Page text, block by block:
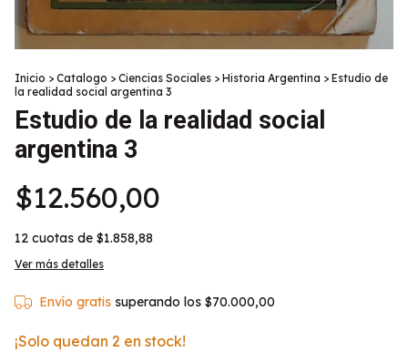
Inicio > Catalogo > Ciencias Sociales > Historia Argentina > Estudio de
la realidad social argentina 3
Estudio de la realidad social
argentina 3
$12.560,00
12 cuotas de $1.858,88
Ver más detalles
Envío gratis superando los $70.000,00
¡Solo quedan 2 en stock!